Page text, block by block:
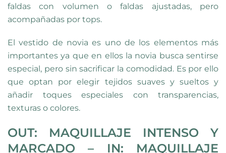
faldas con volumen o faldas ajustadas, pero
acompañadas por tops.
El vestido de novia es uno de los elementos más
importantes ya que en ellos la novia busca sentirse
especial, pero sin sacrificar la comodidad. Es por ello
que optan por elegir tejidos suaves y sueltos y
añadir toques especiales con transparencias,
texturas o colores.
OUT: MAQUILLAJE INTENSO Y
MARCADO – IN: MAQUILLAJE